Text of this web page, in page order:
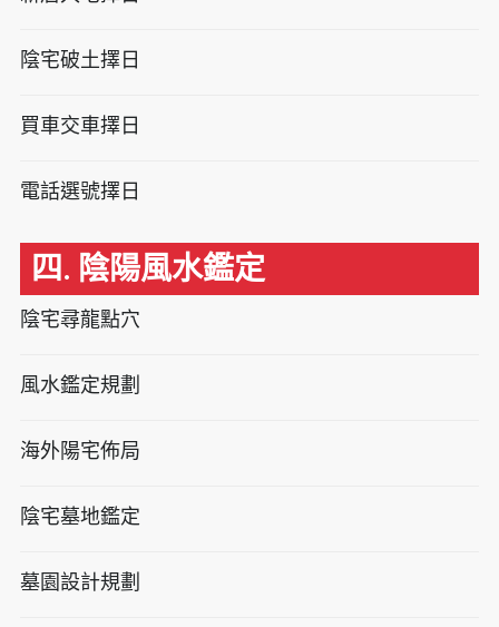
陰宅破土擇日
買車交車擇日
電話選號擇日
四. 陰陽風水鑑定
陰宅尋龍點穴
風水鑑定規劃
海外陽宅佈局
陰宅墓地鑑定
墓園設計規劃